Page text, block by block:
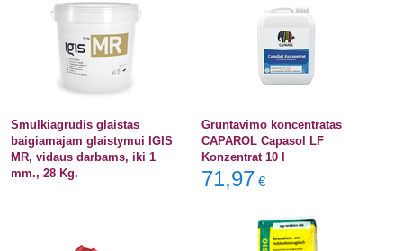
Smulkiagrūdis glaistas
baigiamajam glaistymui IGIS
MR, vidaus darbams, iki 1
mm., 28 Kg.
Gruntavimo koncentratas
CAPAROL Capasol LF
Konzentrat 10 l
71,97 €